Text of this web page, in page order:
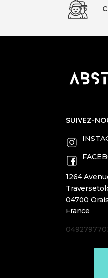
SUIVEZ-
1264
04700
France